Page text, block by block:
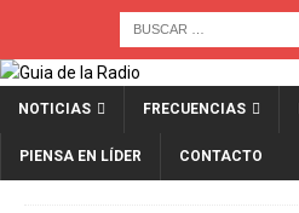
NOTICIAS FRECUENCIAS
PIENSA EN LÍDER CONTACTO